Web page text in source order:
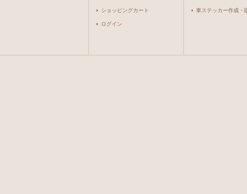
ショッピングカート
ログイン
車ステッカー作成・